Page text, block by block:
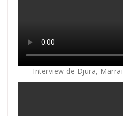
Interview de Djura,